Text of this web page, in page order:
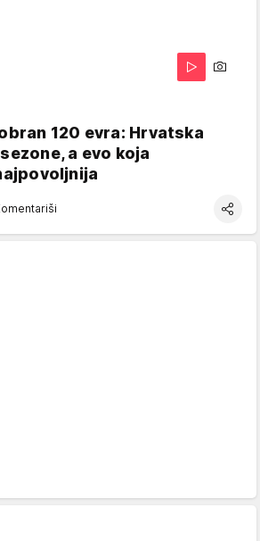
120 evra: Hrvatska
a evo koja